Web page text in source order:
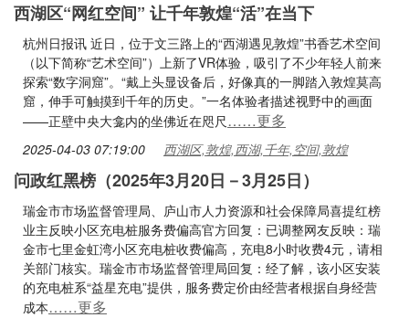
西湖区“网红空间” 让千年敦煌“活”在当下
杭州日报讯 近日，位于文三路上的“西湖遇见敦煌”书香艺术空间
（以下简称“艺术空间”）上新了VR体验，吸引了不少年轻人前来
探索“数字洞窟”。“戴上头显设备后，好像真的一脚踏入敦煌莫高
窟，伸手可触摸到千年的历史。”一名体验者描述视野中的画面
——正壁中央大龛内的坐佛近在咫尺……更多
2025-04-03 07:19:00 西湖区,敦煌,西湖,千年,空间,敦煌
问政红黑榜（2025年3月20日－3月25日）
瑞金市市场监督管理局、庐山市人力资源和社会保障局喜提红榜
业主反映小区充电桩服务费偏高官方回复：已调整网友反映：瑞
金市七里金虹湾小区充电桩收费偏高，充电8小时收费4元，请相
关部门核实。瑞金市市场监督管理局回复：经了解，该小区安装
的充电桩系“益星充电”提供，服务费定价由经营者根据自身经营
成本……更多